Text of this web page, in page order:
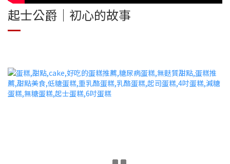
起士公爵｜初心的故事